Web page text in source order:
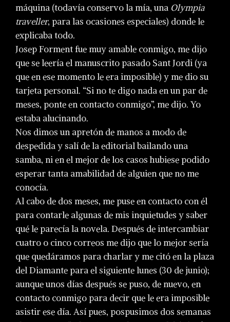
máquina (todavía conservo la mía, una Olympia
traveller, para las ocasiones especiales) donde le
explicaba todo.
Josep Forment fue muy amable conmigo, me dijo
que se leería el manuscrito pasado Sant Jordi (ya
que en ese momento le era imposible) y me dio su
tarjeta personal. “Si no te digo nada en un par de
meses, ponte en contacto conmigo”, me dijo. Yo
estaba alucinando.
Nos dimos un apretón de manos a modo de
despedida y salí de la editorial bailando una
samba, ni en el mejor de los casos hubiese podido
esperar tanta amabilidad de alguien que no me
conocía.
Al cabo de dos meses, me puse en contacto con él
para contarle algunas de mis inquietudes y saber
qué le parecía la novela. Después de intercambiar
cuatro o cinco correos me dijo que lo mejor sería
que quedáramos para charlar y me citó en la plaza
del Diamante para el siguiente lunes (30 de junio);
aunque unos días después se puso, de nuevo, en
contacto conmigo para decir que le era imposible
asistir ese día. Así pues, pospusimos dos semanas